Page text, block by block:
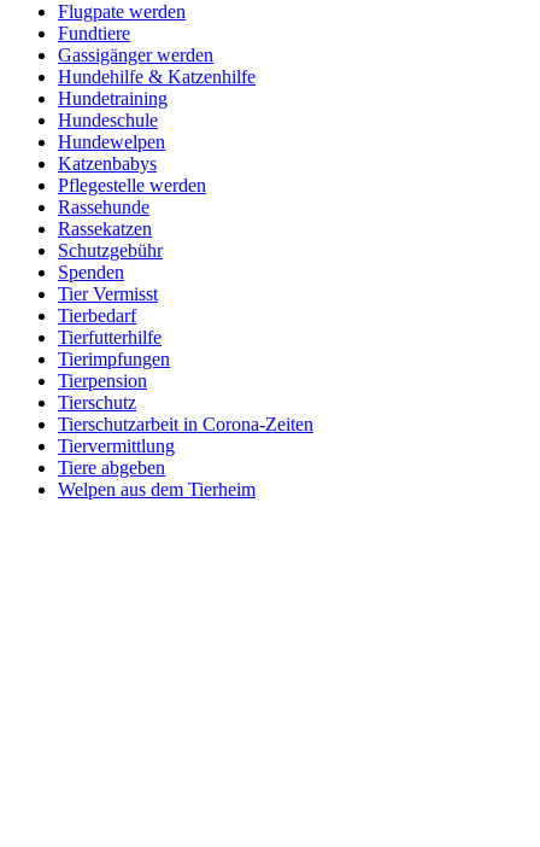
Flugpate werden
Fundtiere
Gassigänger werden
Hundehilfe & Katzenhilfe
Hundetraining
Hundeschule
Hundewelpen
Katzenbabys
Pflegestelle werden
Rassehunde
Rassekatzen
Schutzgebühr
Spenden
Tier Vermisst
Tierbedarf
Tierfutterhilfe
Tierimpfungen
Tierpension
Tierschutz
Tierschutzarbeit in Corona-Zeiten
Tiervermittlung
Tiere abgeben
Welpen aus dem Tierheim